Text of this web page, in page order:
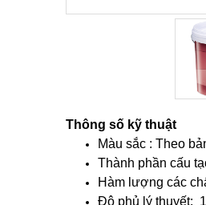
Thông số kỹ thuật
Màu sắc : Theo
Thành phần cấu
Hàm lượng các
Độ phủ lý thuyết: